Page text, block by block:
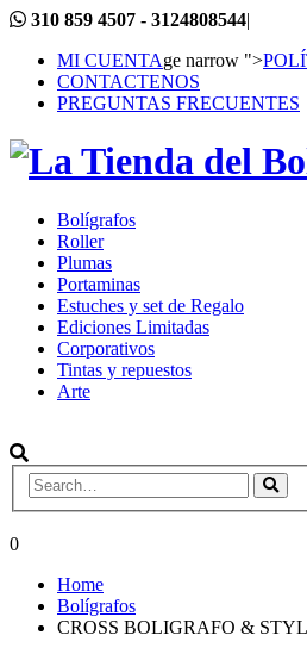
310 859 4507 - 3124808544|
MI CUENTAge narrow ">
CONTACTENOS
PREGUNTAS FRECUENTES
Bolígrafos
Roller
Plumas
Portaminas
Estuches y set de Regalo
Ediciones Limitadas
Corporativos
Tintas y repuestos
Arte
0
Home
Bolígrafos
CROSS BOLIGRAFO &